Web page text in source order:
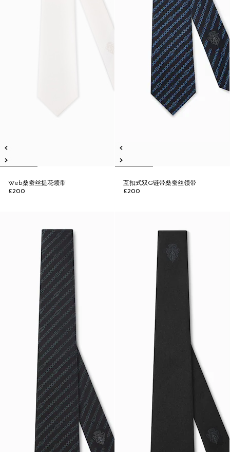
Web桑蚕丝提花领带
£200
互扣式双G链带桑蚕丝领带
£200